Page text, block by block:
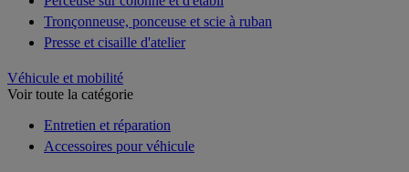
Tronçonneuse, ponceuse et scie à ruban
Presse et cisaille d'atelier
Véhicule et mobilité
Voir toute la catégorie
Entretien et réparation
Accessoires pour véhicule